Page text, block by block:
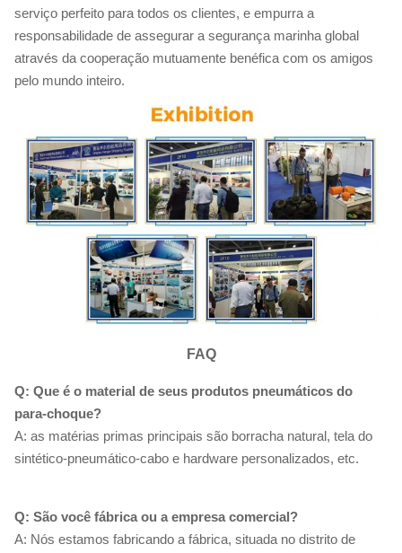
serviço perfeito para todos os clientes, e empurra a
responsabilidade de assegurar a segurança marinha global
através da cooperação mutuamente benéfica com os amigos
pelo mundo inteiro.
FAQ
Q: Que é o material de seus produtos pneumáticos do
para-choque?
A: as matérias primas principais são borracha natural, tela do
sintético-pneumático-cabo e hardware personalizados, etc.
Q: São você fábrica ou a empresa comercial?
A: Nós estamos fabricando a fábrica, situada no distrito de